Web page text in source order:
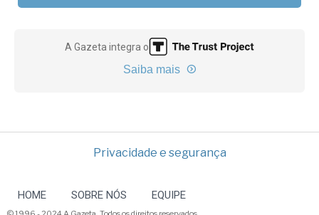
A Gazeta integra o
Saiba mais
Privacidade e segurança
HOME SOBRE NÓS EQUIPE